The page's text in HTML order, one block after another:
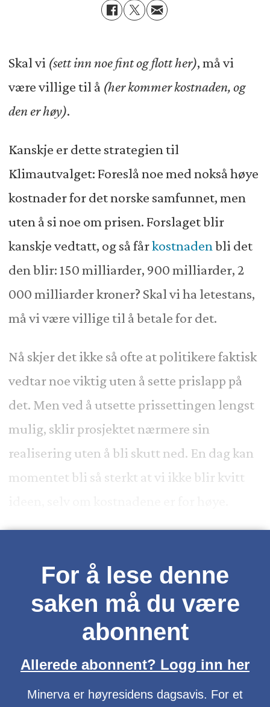
Skal vi (sett inn noe fint og flott her), må vi
være villige til å (her kommer kostnaden, og
den er høy).
Kanskje er dette strategien til
Klimautvalget: Foreslå noe med nokså høye
kostnader for det norske samfunnet, men
uten å si noe om prisen. Forslaget blir
kanskje vedtatt, og så fårkostnadenbli det
den blir: 150 milliarder, 900 milliarder, 2
000 milliarder kroner? Skal vi ha letestans,
må vi være villige til å betale for det.
Nå skjer det ikke så ofte at politikere faktisk
vedtar noe viktig uten å sette prislapp på
det. Men ved å utsette prissettingen lengst
mulig, sklir prosjektet nærmere sin
realisering uten å bli skutt ned. En dag kan
momentet bli så sterkt at vi ikke blir kvitt
For å lese denne
saken må du være
abonnent
Allerede abonnent? Logg inn her
Minerva er høyresidens dagsavis. For et